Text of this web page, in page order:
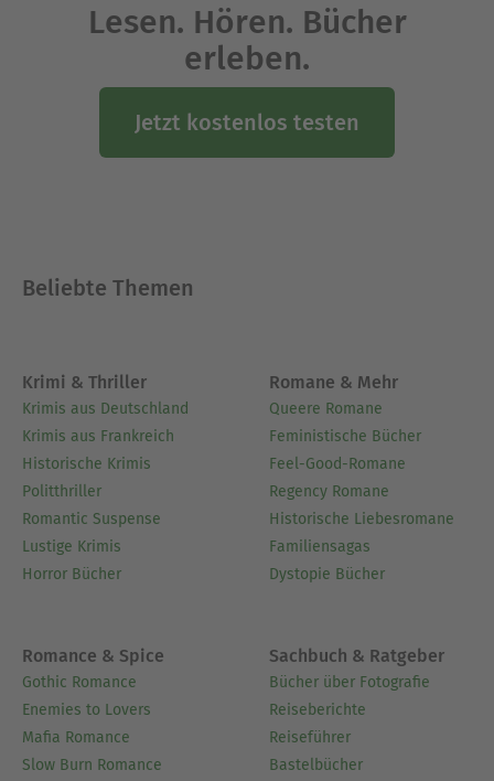
Lesen. Hören. Bücher
erleben.
Jetzt kostenlos testen
Beliebte Themen
Krimi & Thriller
Krimis aus Deutschland
Krimis aus Frankreich
Historische Krimis
Politthriller
Romantic Suspense
Lustige Krimis
Horror Bücher
Romane & Mehr
Queere Romane
Feministische Bücher
Feel-Good-Romane
Regency Romane
Historische Liebesromane
Familiensagas
Dystopie Bücher
Romance & Spice
Gothic Romance
Enemies to Lovers
Mafia Romance
Slow Burn Romance
Sachbuch & Ratgeber
Bücher über Fotografie
Reiseberichte
Reiseführer
Bastelbücher